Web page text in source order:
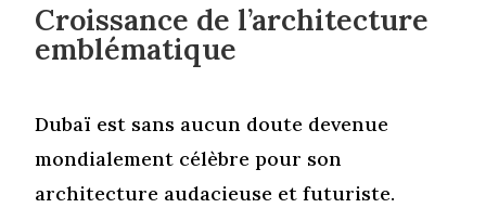
Croissance de l’architecture
emblématique
Dubaï est sans aucun doute devenue
mondialement célèbre pour son
architecture audacieuse et futuriste.